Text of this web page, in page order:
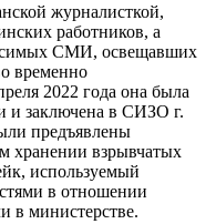
журналисткой,
работников, а
СМИ, освещавших
временно
2022 года она была
и заключена в СИЗО г.
предъявлены
хранении взрывчатых
используемый
в отношении
в министерстве.